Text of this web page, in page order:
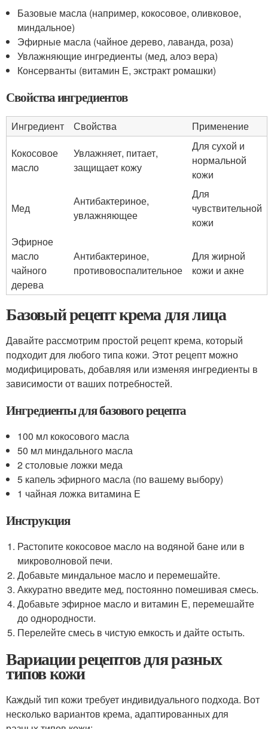
Базовые масла (например, кокосовое, оливковое,
миндальное)
Эфирные масла (чайное дерево, лаванда, роза)
Увлажняющие ингредиенты (мед, алоэ вера)
Консерванты (витамин Е, экстракт ромашки)
Свойства ингредиентов
Ингредиент Свойства
Применение
Кокосовое
масло
Увлажняет, питает,
защищает кожу
Для сухой и
нормальной
кожи
Мед
Антибактериное,
увлажняющее
Для
чувствительной
кожи
Эфирное
масло
чайного
дерева
Антибактериное,
противовоспалительное
Для жирной
кожи и акне
Базовый рецепт крема для лица
Давайте рассмотрим простой рецепт крема, который
подходит для любого типа кожи. Этот рецепт можно
модифицировать, добавляя или изменяя ингредиенты в
зависимости от ваших потребностей.
Ингредиенты для базового рецепта
100 мл кокосового масла
50 мл миндального масла
2 столовые ложки меда
5 капель эфирного масла (по вашему выбору)
1 чайная ложка витамина Е
Инструкция
Растопите кокосовое масло на водяной бане или в
микроволновой печи.
Добавьте миндальное масло и перемешайте.
Аккуратно введите мед, постоянно помешивая смесь.
Добавьте эфирное масло и витамин Е, перемешайте
до однородности.
Перелейте смесь в чистую емкость и дайте остыть.
Вариации рецептов для разных
типов кожи
Каждый тип кожи требует индивидуального подхода. Вот
несколько вариантов крема, адаптированных для